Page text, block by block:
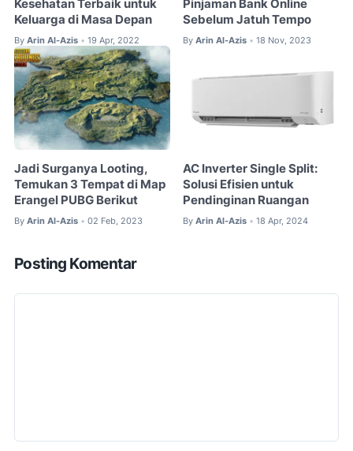
Kesehatan Terbaik untuk
Keluarga di Masa Depan
By Arin Al-Azis • 19 Apr, 2022
Pinjaman Bank Online
Sebelum Jatuh Tempo
By Arin Al-Azis • 18 Nov, 2023
Jadi Surganya Looting,
Temukan 3 Tempat di Map
Erangel PUBG Berikut
By Arin Al-Azis • 02 Feb, 2023
AC Inverter Single Split:
Solusi Efisien untuk
Pendinginan Ruangan
By Arin Al-Azis • 18 Apr, 2024
Posting Komentar